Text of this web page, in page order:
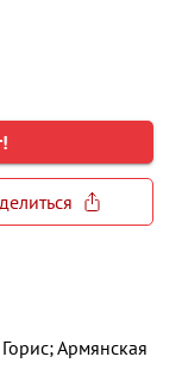
Армянская